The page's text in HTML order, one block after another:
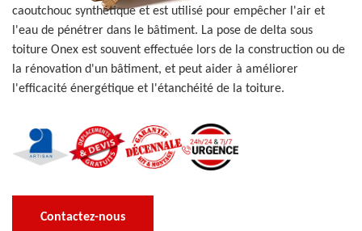
caoutchouc synthétique et est utilisé pour empêcher l'air et
l'eau de pénétrer dans le bâtiment. La pose de delta sous
toiture Onex est souvent effectuée lors de la construction ou de
la rénovation d'un bâtiment, et peut aider à améliorer
l'efficacité énergétique et l'étanchéité de la toiture.
Contactez-nous